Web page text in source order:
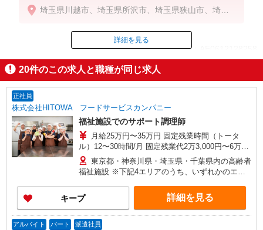
※経験・能力による
埼玉県川越市、埼玉県所沢市、埼玉県狭山市、埼玉
ID：AE0612128258
掲載期間終了
詳細を見る
20件のこの求人と職種が同じ求人
正社員
株式会社HITOWA フードサービスカンパニー
福祉施設でのサポート調理師
月給25万円〜35万円 固定残業時間（トータ
ル）12〜30時間/月 固定残業代2万3,000円〜6万
3,000円 超過分別途支給 ※給与は経験や前職給与
に応じて決定します。 賞与年2回
東京都・神奈川県・埼玉県・千葉県内の高齢者
福祉施設 ※下記4エリアのうち、いずれかのエリ
範囲は、お住まいやご希望を考慮して決定いたし
ますのでご相談ください。 ［1］東京エリア
… 八王子市、立川市、府中市、調布市、狛江市
［2］神奈川エリア …川崎市、横浜市青葉区
キープ 詳細を見る
アルバイト パート 派遣社員